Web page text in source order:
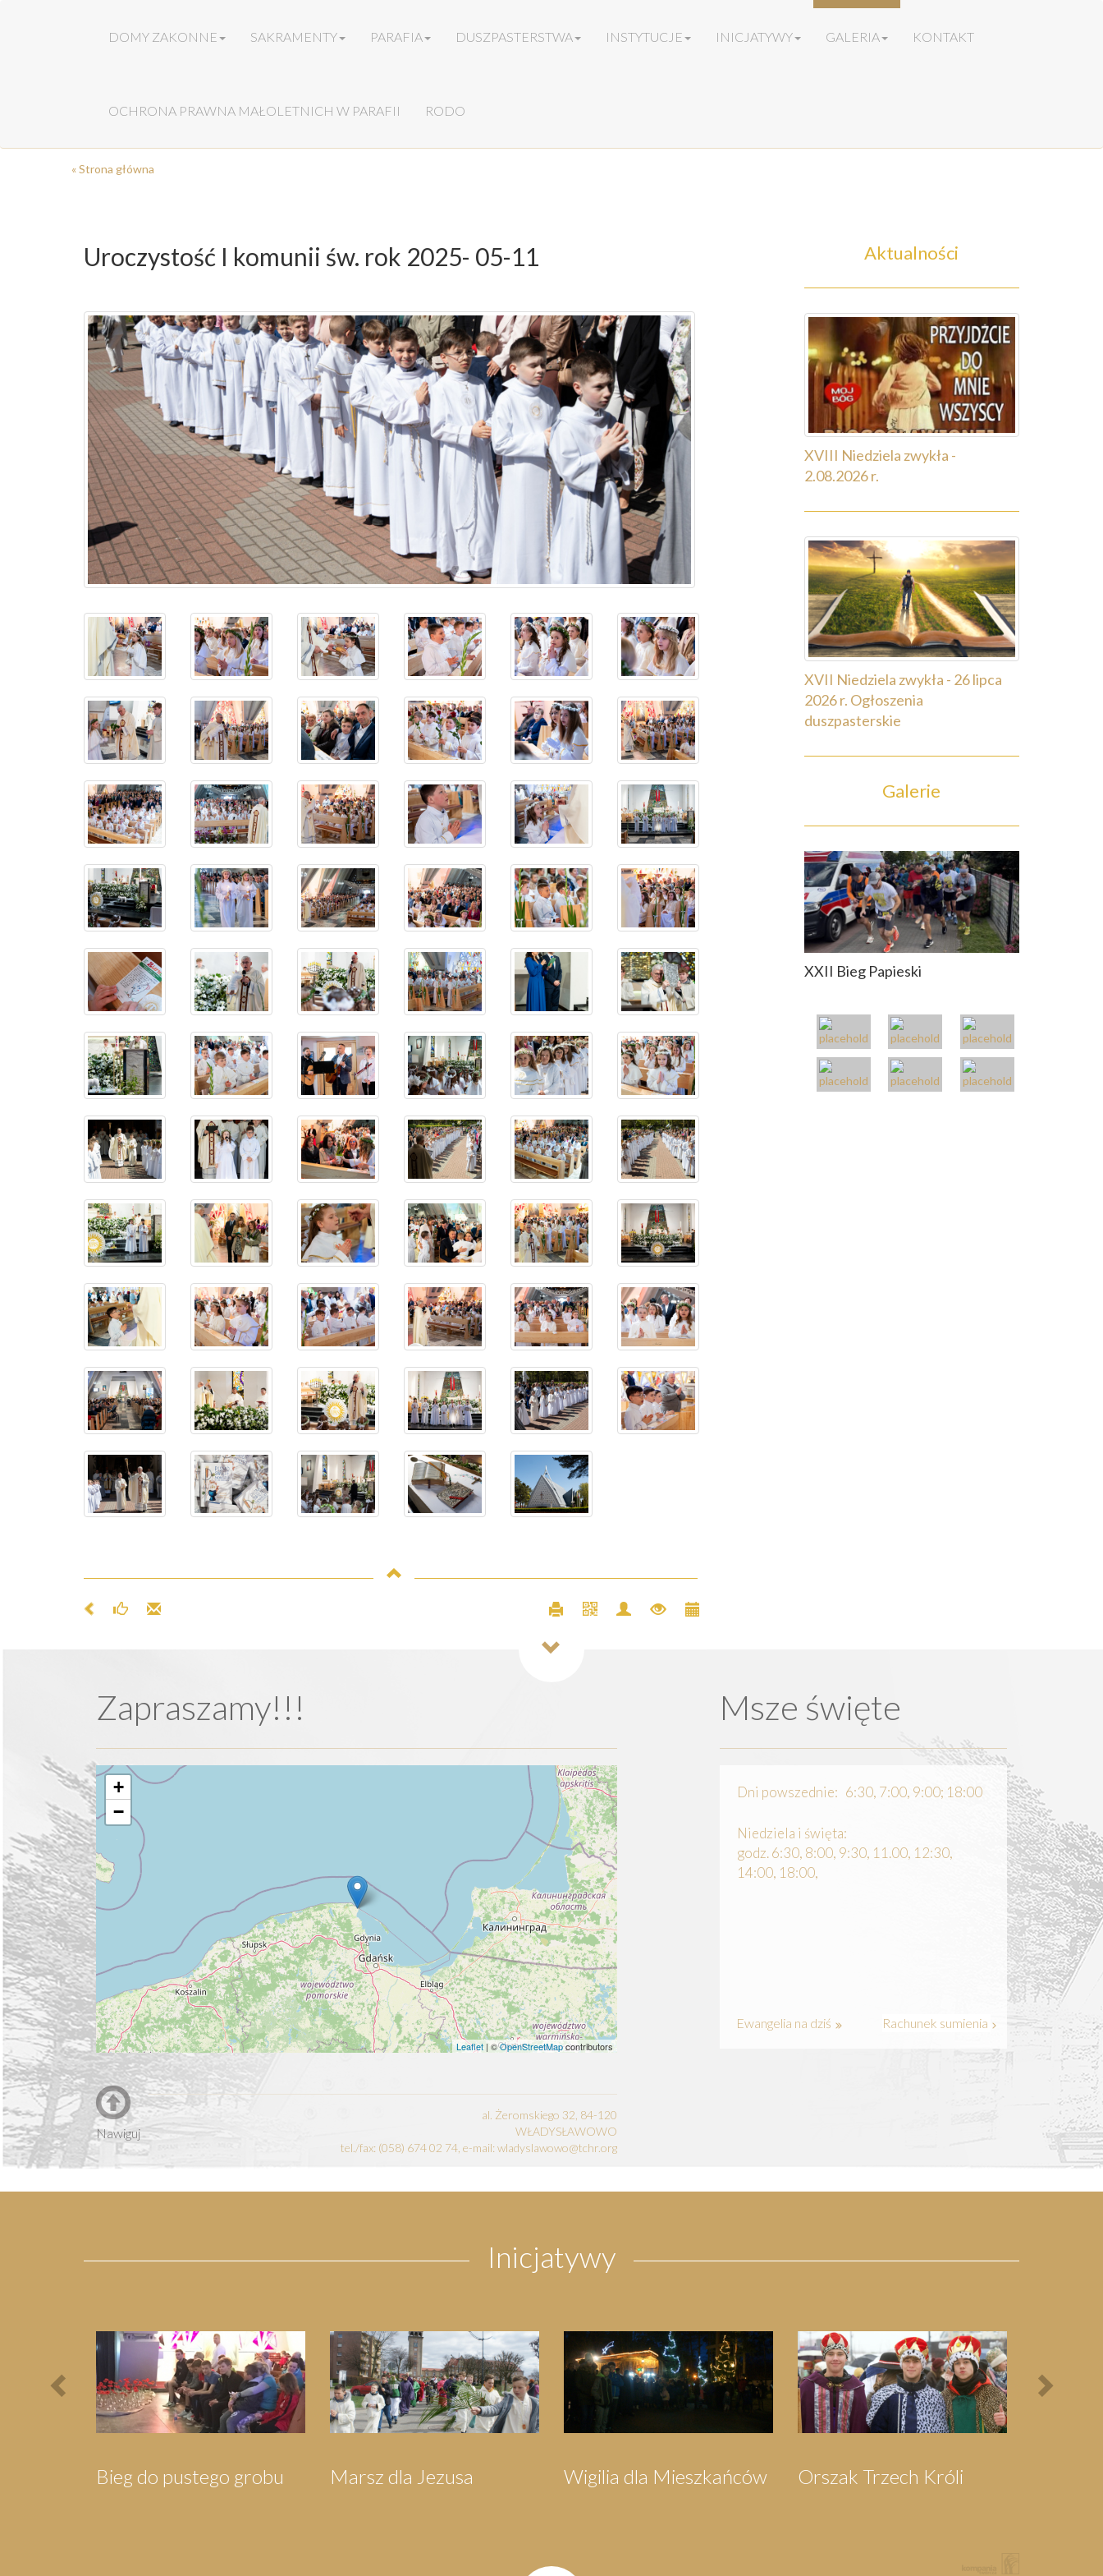
DOMY ZAKONNE SAKRAMENTY PARAFIA DUSZPASTERSTWA INSTYTUCJE INICJATYWY GALERIA KONTAKT
OCHRONA PRAWNA MAŁOLETNICH W PARAFII RODO
« Strona główna
Uroczystość I komunii św. rok 2025- 05-11 Aktualności
XVIII Niedziela zwykła -
2.08.2026 r.
XVII Niedziela zwykła - 26 lipca
2026 r. Ogłoszenia
duszpasterskie
Galerie
XXII Bieg Papieski
Zapraszamy!!!
+
−
Leaflet | ©OpenStreetMapcontributors
Nawiguj
al. Żeromskiego 32, 84-120
WŁADYSŁAWOWO
tel./fax: (058) 674 02 74, e-mail: wladyslawowo@tchr.org
Msze święte
Dni powszednie: 6:30, 7:00, 9:00; 18:00
Niedziela i święta:
godz. 6:30, 8:00, 9:30, 11.00, 12:30,
14:00, 18:00,
Ewangelia na dziś Rachunek sumienia
Inicjatywy
Pielgrzymka do
Pielgrzymka do
Festyn Parafialny Bieg Papieski
Previous